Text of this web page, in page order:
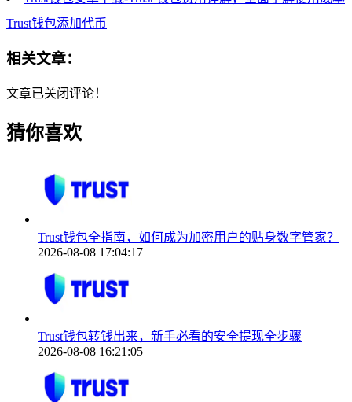
Trust钱包添加代币
相关文章：
文章已关闭评论！
猜你喜欢
Trust钱包全指南，如何成为加密用户的贴身数字管家？
2026-08-08 17:04:17
Trust钱包转钱出来，新手必看的安全提现全步骤
2026-08-08 16:21:05